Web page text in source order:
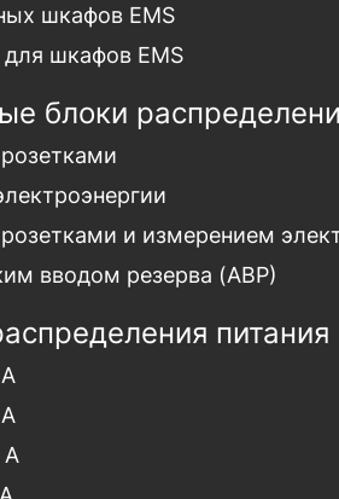
шкафов EMS
шкафов EMS
блоки
и измерением
вводом резерва (АВР)
питания
А